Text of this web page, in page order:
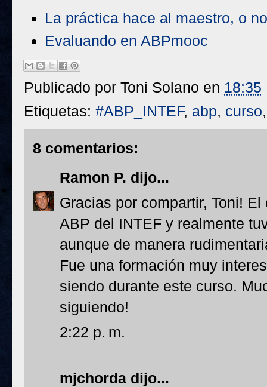
La práctica hace al maestro, o no
Evaluando en ABPmooc
Publicado por Toni Solano en 18:35
Etiquetas: #ABP_INTEF, abp, curso
8 comentarios:
Ramon P. dijo...
Gracias por compartir, Toni!
ABP del INTEF y realmente
aunque de manera
Fue una formación muy
siendo durante este curso.
siguiendo!
2:22 p. m.
mjchorda dijo...